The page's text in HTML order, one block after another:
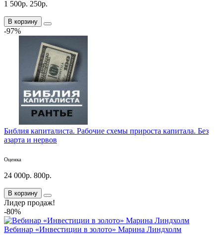
1 500р. 250р.
В корзину
-97%
Библия капиталиста. Рабочие схемы прироста капитала. Без
азарта и нервов
Оценка
24 000р. 800р.
В корзину
Лидер продаж!
-80%
Вебинар «Инвестиции в золото» Марина Линдхолм